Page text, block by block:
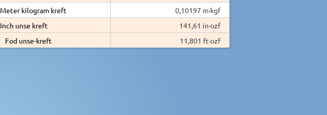
Meter kilogram kreft
0,10197 m·kgf
Inch unse kreft
141,61 in·ozf
Fod unse-kreft
11,801 ft·ozf